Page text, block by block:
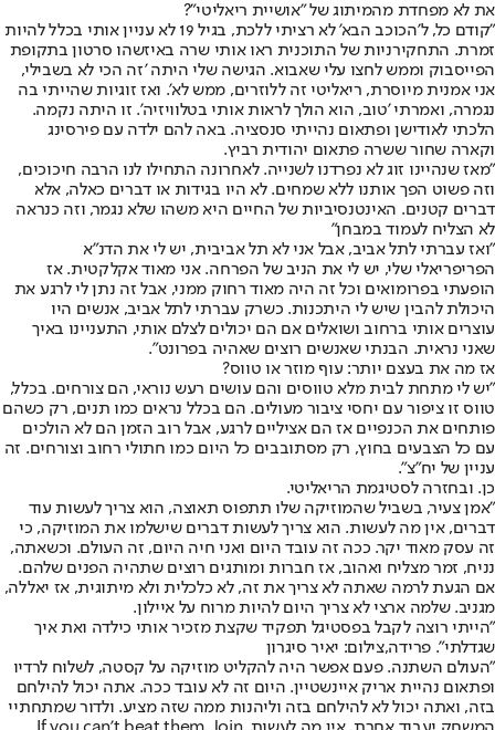
את לא מפחדת מהמיתוג של "אושיית ריאליטי"?
"קודם כל, ל'הכוכב הבא' לא רציתי ללכת, בגיל 19 לא עניין אותי בכלל להיות
זמרת. התחקירניות של התוכנית ראו אותי שרה באיזשהו סרטון בתקופת
הפייסבוק וממש לחצו עלי שאבוא. הגישה שלי היתה 'זה הכי לא בשבילי,
אני אמנית מיוסרת, ריאליטי זה ללוזרים, ממש לא'. ואז זוגיות שהייתי בה
נגמרה, ואמרתי 'טוב, הוא הולך לראות אותי בטלוויזיה'. זו היתה נקמה.
הלכתי לאודישן ופתאום נהייתי סנסציה. באה להם ילדה עם פירסינג
וקארה שחור ששרה פתאום יהודית רביץ.
"מאז שנהיינו זוג לא נפרדנו לשנייה. לאחרונה התחילו לנו הרבה חיכוכים,
וזה פשוט הפך אותנו ללא שמחים. לא היו בגידות או דברים כאלה, אלא
דברים קטנים. האינטנסיביות של החיים היא משהו שלא נגמר, וזה כנראה
לא הצליח לעמוד במבחן"
"ואז עברתי לתל אביב, אבל אני לא תל אביבית, יש לי את הדנ"א
הפריפריאלי שלי, יש לי את הניב של הפרחה. אני מאוד אקלקטית. אז
הופעתי בפרומואים וכל זה היה מאוד רחוק ממני, אבל זה נתן לי לרגע את
היכולת להבין שיש לי היתכנות. כשרק עברתי לתל אביב, אנשים היו
עוצרים אותי ברחוב ושואלים אם הם יכולים לצלם אותי, התעניינו באיך
שאני נראית. הבנתי שאנשים רוצים שאהיה בפרונט".
אז מה את בעצם יותר: עוף מוזר או טווס?
"יש לי מתחת לבית מלא טווסים והם עושים רעש נוראי, הם צורחים. בכלל,
טווס זו ציפור עם יחסי ציבור מעולים. הם בכלל נראים כמו תנים, רק כשהם
פותחים את הכנפיים אז הם אציליים לרגע, אבל רוב הזמן הם לא הולכים
עם כל הצבעים בחוץ, רק מסתובבים כל היום כמו חתולי רחוב וצורחים. זה
עניין של יח"צ".
כן. ובחזרה לסטיגמת הריאליטי.
"אמן צעיר, בשביל שהמוזיקה שלו תתפוס תאוצה, הוא צריך לעשות עוד
דברים, אין מה לעשות. הוא צריך לעשות דברים שישלמו את המוזיקה, כי
זה עסק מאוד יקר. ככה זה עובד היום ואני חיה היום, זה העולם. וכשאתה,
נניח, זמר מצליח ואהוב, אז חברות ומותגים רוצים שתהיה הפנים שלהם.
אם הגעת לרמה שאתה לא צריך את זה, לא כלכלית ולא מיתוגית, אז יאללה,
מגניב. שלמה ארצי לא צריך היום להיות מרוח על איילון.
"הייתי רוצה לקבל בפסטיגל תפקיד שקצת מזכיר אותי כילדה ואת איך
שגדלתי". פרידה,צילום: יאיר סיגרון
"העולם השתנה. פעם אפשר היה להקליט מוזיקה על קסטה, לשלוח לרדיו
ופתאום נהיית אריק איינשטיין. היום זה לא עובד ככה. אתה יכול להילחם
בזה, ואתה יכול לא להילחם בזה וליהנות ממה שזה מציע. ולדור שמתחתיי